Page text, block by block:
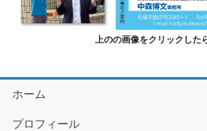
上のの画像をクリックした
ホーム
プロフィール